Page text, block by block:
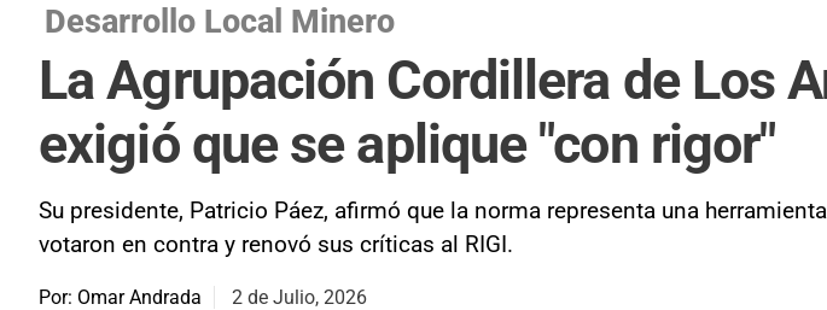
Desarrollo Local Minero
La Agrupación Cordillera de Los
exigió que se aplique "con rigor"
Su presidente, Patricio Páez, afirmó que la norma representa una
votaron en contra y renovó sus críticas al RIGI.
Por: Omar Andrada 2 de Julio, 2026